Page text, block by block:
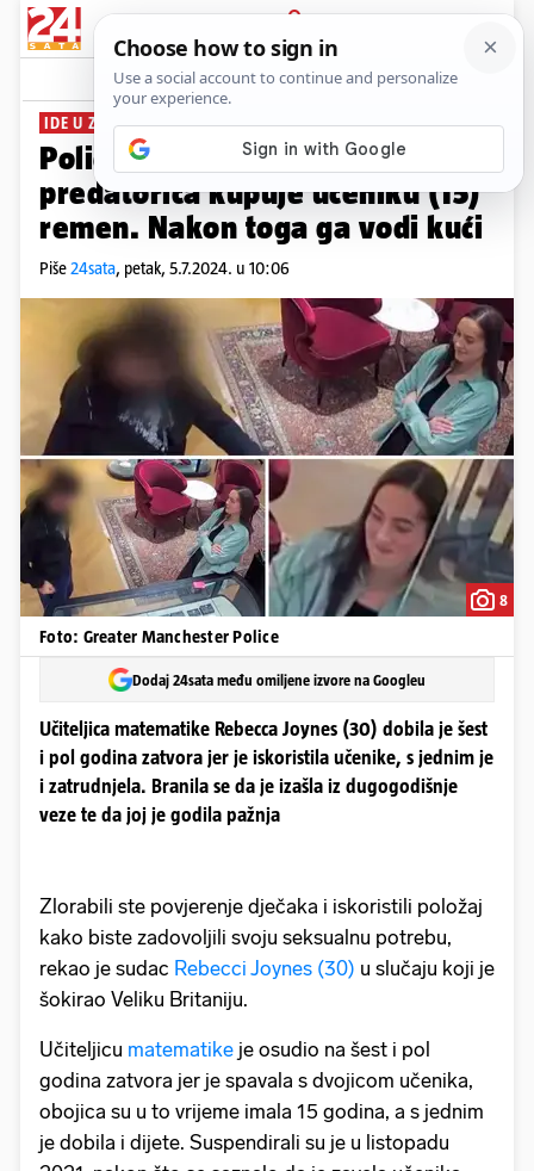
PRIJAVA
News Komentari
IDE U ZATVOR
Policija objavila fotke: Učiteljica
predatorica kupuje učeniku (15)
remen. Nakon toga ga vodi kući
Piše24sata, petak, 5.7.2024. u 10:06
8
Foto: Greater Manchester Police
Dodaj 24sata među omiljene izvore na Googleu
Učiteljica matematike Rebecca Joynes (30) dobila je šest
i pol godina zatvora jer je iskoristila učenike, s jednim je
i zatrudnjela. Branila se da je izašla iz dugogodišnje
veze te da joj je godila pažnja
Zlorabili ste povjerenje dječaka i iskoristili položaj
kako biste zadovoljili svoju seksualnu potrebu,
rekao je sudac Rebecci Joynes (30) u slučaju koji je
šokirao Veliku Britaniju.
Učiteljicu matematike je osudio na šest i pol
godina zatvora jer je spavala s dvojicom učenika,
obojica su u to vrijeme imala 15 godina, a s jednim
je dobila i dijete. Suspendirali su je u listopadu